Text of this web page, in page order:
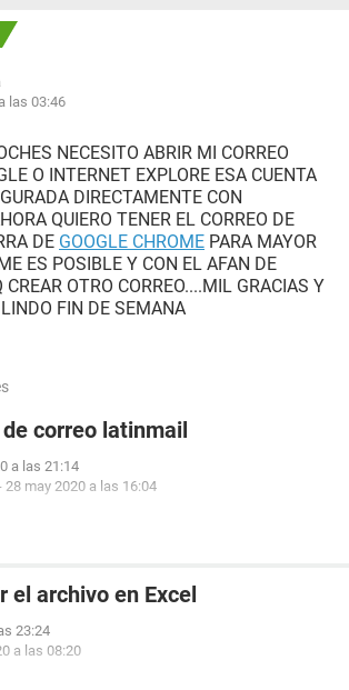
las 03:46
NECESITO ABRIR MI CORREO
O INTERNET EXPLORE ESA CUENTA
DIRECTAMENTE CON
QUIERO TENER EL CORREO DE
DE GOOGLE CHROME PARA MAYOR
ES POSIBLE Y CON EL AFAN DE
CREAR OTRO CORREO....MIL GRACIAS Y
FIN DE SEMANA
correo latinmail
a las 21:14
28 may 2020 a las 16:04
el archivo en Excel
23:24
a las 08:20